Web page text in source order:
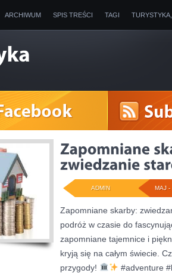
ARCHIWUM SPIS TREŚCI TAGI
MAJ -
ADMIN
Zapomniane skarby:
podróż w czasie do
zapomniane tajemnice i
kryją się na całym świecie.
przygody!
#adventure